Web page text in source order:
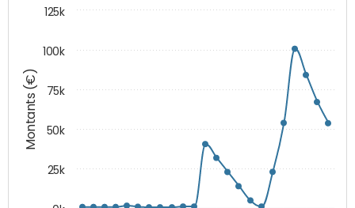
Montants (€)
25k
50k
75k
100k
125k